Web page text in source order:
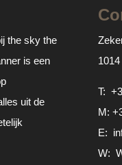
the sky the
is een
uit de
T:
M:
E:
W: